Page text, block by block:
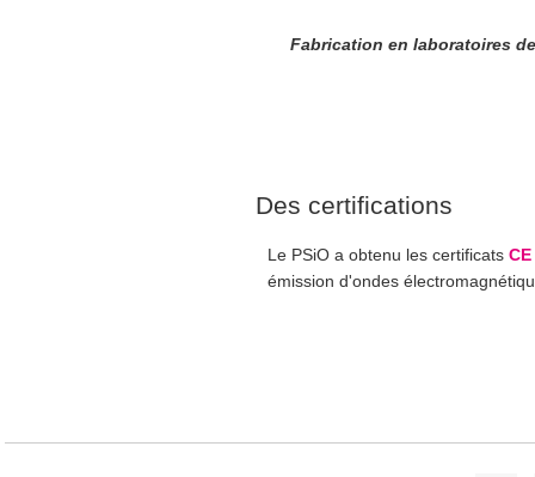
Fabrication en laboratoires
Des certifications
Le PSiO a obtenu les certificats
émission d'ondes